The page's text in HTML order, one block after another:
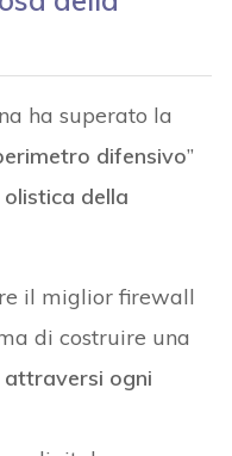
ha superato la
difensivo”
della
il miglior firewall
di costruire una
ogni